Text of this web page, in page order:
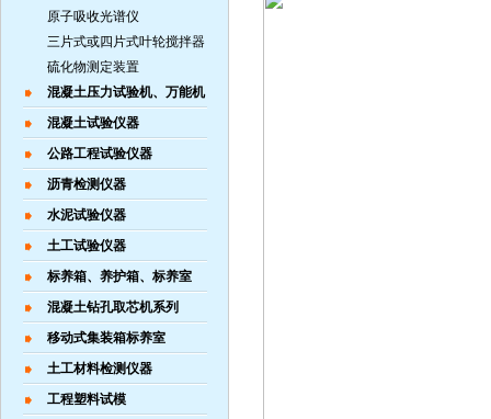
原子吸收光谱仪
三片式或四片式叶轮搅拌器
硫化物测定装置
混凝土压力试验机、万能机
混凝土试验仪器
公路工程试验仪器
沥青检测仪器
水泥试验仪器
土工试验仪器
标养箱、养护箱、标养室
混凝土钻孔取芯机系列
移动式集装箱标养室
土工材料检测仪器
工程塑料试模